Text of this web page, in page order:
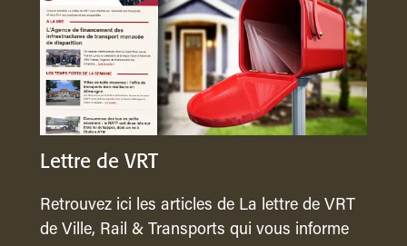
Lettre de VRT
Retrouvez ici les articles de La lettre de VRT
de Ville, Rail & Transports qui vous informe